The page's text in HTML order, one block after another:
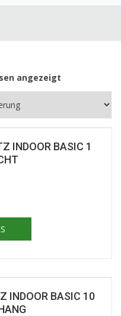
angezeigt
INDOOR BASIC 1
INDOOR BASIC 10